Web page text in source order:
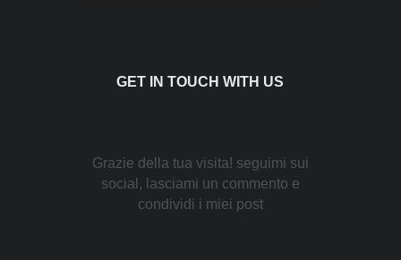
GET IN TOUCH WITH US
Grazie della tua visita! seguimi sui
social, lasciami un commento e
condividi i miei post